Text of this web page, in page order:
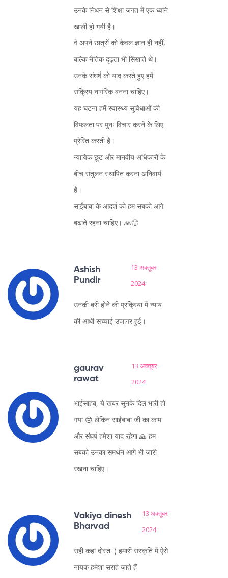
उनके निधन से शिक्षा जगत में एक ध्वनि
खाली हो गयी है।
वे अपने छात्रों को केवल ज्ञान ही नहीं,
बल्कि नैतिक दृढ़ता भी सिखाते थे।
उनके संघर्ष को याद करते हुए हमें
सक्रिय नागरिक बनना चाहिए।
यह घटना हमें स्वास्थ्य सुविधाओं की
विफलता पर पुनः विचार करने के लिए
प्रेरित करती है।
न्यायिक छूट और मानवीय अधिकारों के
बीच संतुलन स्थापित करना अनिवार्य
है।
साईंबाबा के आदर्श को हम सबको आगे
बढ़ाते रहना चाहिए। 🙏🙂
Ashish
Pundir
13 अक्तूबर
2024
उनकी बरी होने की प्रक्रिया में न्याय
की आधी सच्चाई उजागर हुई।
gaurav
rawat
13 अक्तूबर
2024
भाईसाहब, ये खबर सुनके दिल भारी हो
गया 😢 लेकिन साईंबाबा जी का काम
और संघर्ष हमेशा याद रहेगा 🙏 हम
सबको उनका समर्थन आगे भी जारी
रखना चाहिए।
Vakiya dinesh
Bharvad
13 अक्तूबर
2024
सही कहा दोस्त :) हमारी संस्कृति में ऐसे
नायक हमेशा सराहे जाते हैं